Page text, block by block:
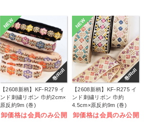
巻/Roll
NEW
【2608新柄】KF-R279 イ
ンド刺繍リボン 巾約2cm×
原反約9m (巻)
卸価格は会員のみ公開
巻/Roll
NEW
【2608新柄】KF-R275 イ
ンド刺繍リボン 巾約
4.5cm×原反約9m (巻)
卸価格は会員のみ公開